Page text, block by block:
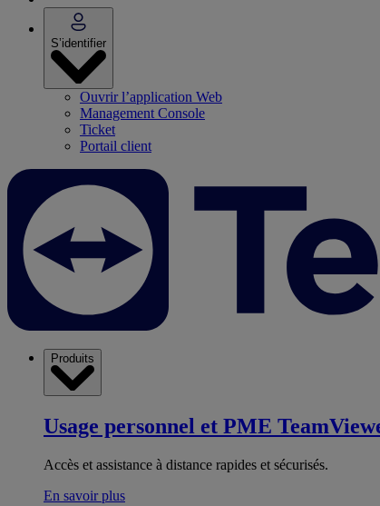
S’identifier
Ouvrir l’application Web
Management Console
Ticket
Portail client
Produits
Usage personnel et PME
Accès et assistance à distance rapides et sécurisés.
En savoir plus